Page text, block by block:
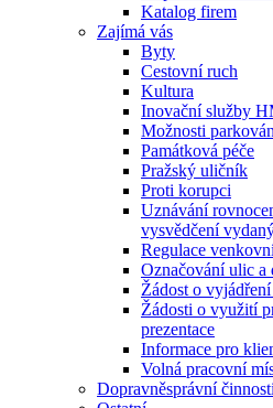
Katalog firem
Zajímá vás
Byty
Cestovní ruch
Kultura
Inovační služby
Možnosti
Památková péče
Pražský uličník
Proti korupci
Uznávání
vysvědčení
Regulace
Označování ulic a
Žádost o
Žádosti o využití
prezentace
Informace pro
Volná pracovní
Dopravněsprávní činnosti